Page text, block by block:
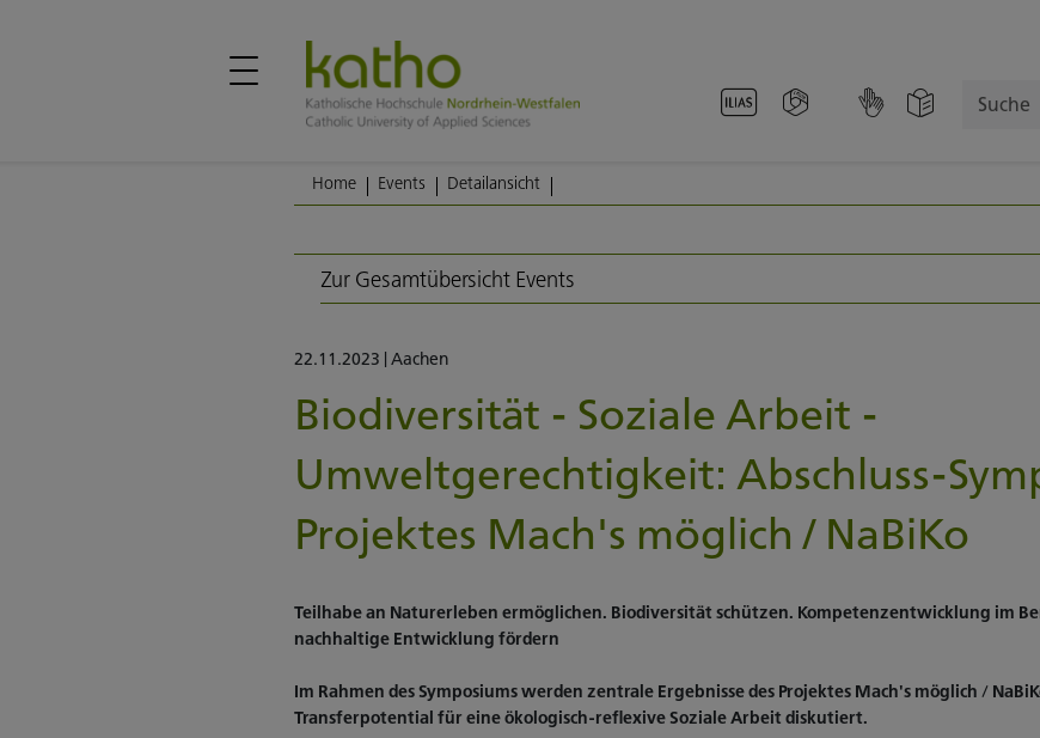
Suche
Home Events Detailansicht
Zur Gesamtübersicht Events
22.11.2023 | Aachen
Biodiversität - Soziale Arbeit -
Umweltgerechtigkeit: Abschluss-
Projektes Mach's möglich / NaBiKo
Teilhabe an Naturerleben ermöglichen. Biodiversität schützen. Kompetenzentwicklung im
nachhaltige Entwicklung fördern
Im Rahmen des Symposiums werden zentrale Ergebnisse des Projektes Mach's möglich /
Transferpotential für eine ökologisch-reflexive Soziale Arbeit diskutiert.